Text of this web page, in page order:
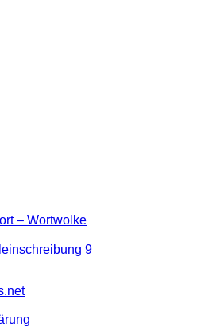
– Wortwolke
9